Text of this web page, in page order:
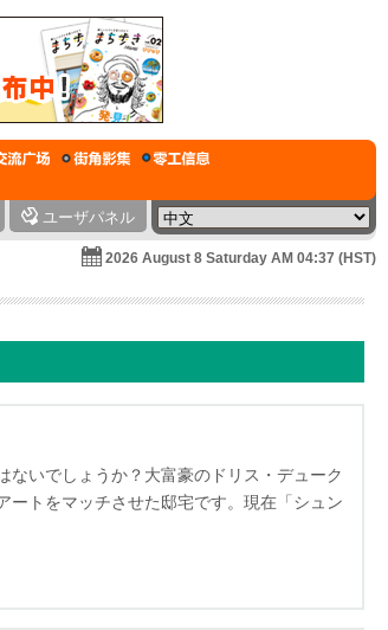
ユーザパネル
2026 August 8 Saturday AM 04:37 (HST)
いでしょうか？大富豪のドリス・デューク
ートをマッチさせた邸宅です。現在「シュン